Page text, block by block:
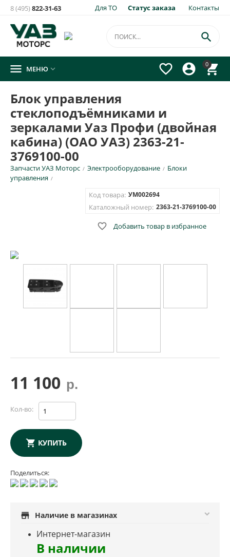
Для ТО Статус заказа Контакты
8 (495)822-31-63
0




 МЕНЮ 
Блок управления
стеклоподъёмниками и
зеркалами Уаз Профи (двойная
кабина) (ОАО УАЗ) 2363-21-
3769100-00
Запчасти УАЗ Моторс / Электрооборудование / Блоки
управления /
Код товара: УМ002694
Каталожный номер: 2363-21-3769100-00
 Добавить товар в избранное
11 100 р.
Кол-во:
КУПИТЬ
Поделиться:
store Наличие в магазинах
Интернет-магазин
В наличии